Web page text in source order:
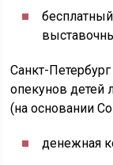
Санкт-
опекунов детей
(на основании
денежная